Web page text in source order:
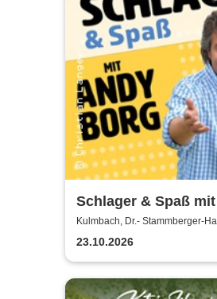
Schlager & Spaß
Borg und Gästen
Kulmbach, Dr.- Stammberger-
23.10.2026